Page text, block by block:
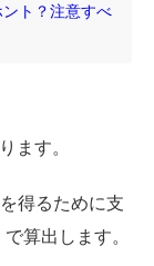
ト？注意すべ
ます。
得るために支
算出します。